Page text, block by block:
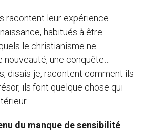
racontent leur expérience…
habitués à être
le christianisme ne
une conquête…
disais-je, racontent comment ils
ils font quelque chose qui
du manque de sensibilité